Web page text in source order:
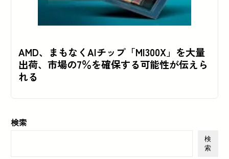
AMD、まもなくAIチップ「MI300X」を大量
出荷、市場の7％を確保する可能性が伝えら
れる
検索
検
索